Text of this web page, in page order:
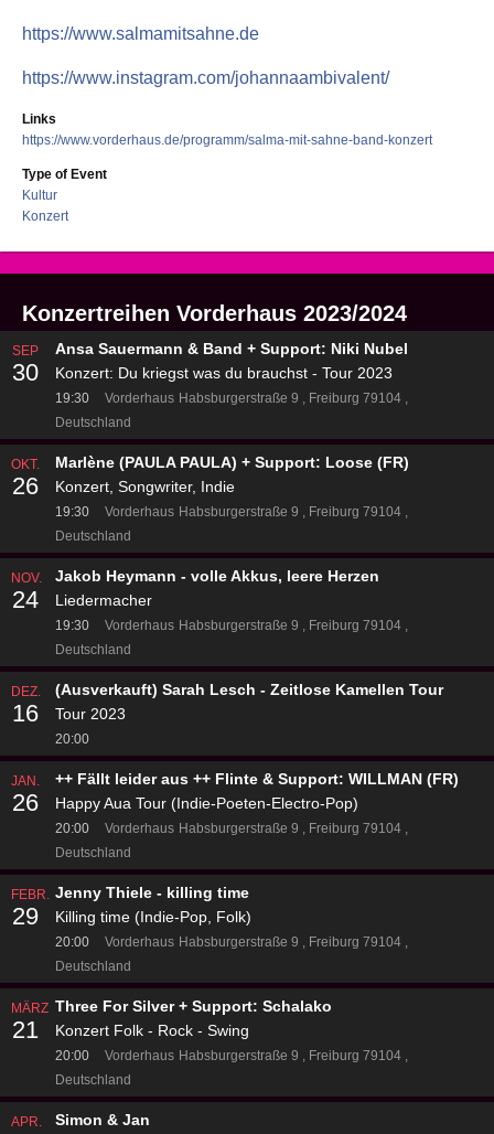
https://www.salmamitsahne.de
https://www.instagram.com/johannaambivalent/
Links
https://www.vorderhaus.de/programm/salma-mit-sahne-band-konzert
Type of Event
Kultur
Konzert
Konzertreihen Vorderhaus 2023/2024
SEP
30
Ansa Sauermann & Band + Support: Niki Nubel
Konzert: Du kriegst was du brauchst - Tour 2023
19:30 Vorderhaus Habsburgerstraße 9
Freiburg 79104
Deutschland
OKT.
26
Marlène (PAULA PAULA) + Support: Loose (FR)
Konzert, Songwriter, Indie
19:30 Vorderhaus Habsburgerstraße 9
Freiburg 79104
Deutschland
NOV.
24
Jakob Heymann - volle Akkus, leere Herzen
Liedermacher
19:30 Vorderhaus Habsburgerstraße 9
Freiburg 79104
Deutschland
DEZ.
16
(Ausverkauft) Sarah Lesch - Zeitlose Kamellen Tour
Tour 2023
20:00
JAN.
26
++ Fällt leider aus ++ Flinte & Support: WILLMAN (FR)
Happy Aua Tour (Indie-Poeten-Electro-Pop)
20:00 Vorderhaus Habsburgerstraße 9
Freiburg 79104
Deutschland
FEBR.
29
Jenny Thiele - killing time
Killing time (Indie-Pop, Folk)
20:00 Vorderhaus Habsburgerstraße 9
Freiburg 79104
Deutschland
MÄRZ
21
Three For Silver + Support: Schalako
Konzert Folk - Rock - Swing
20:00 Vorderhaus Habsburgerstraße 9
Freiburg 79104
Deutschland
APR. Simon & Jan